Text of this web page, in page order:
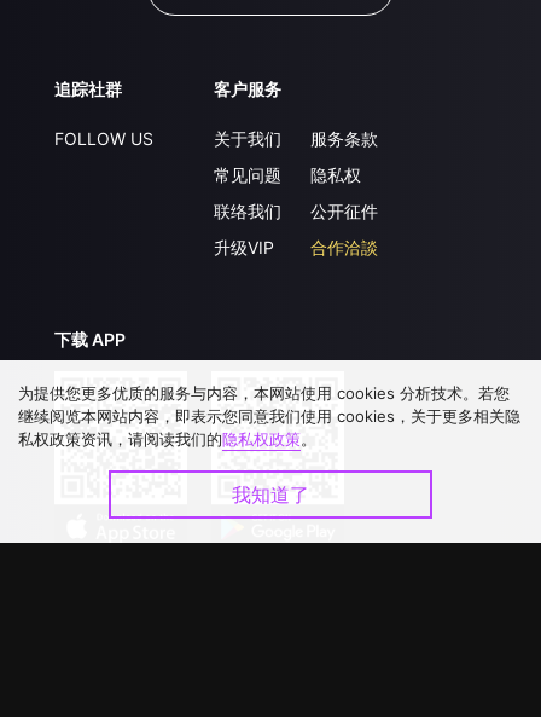
追踪社群
FOLLOW US
客户服务
关于我们
常见问题
联络我们
升级VIP
服务条款
隐私权
公开征件
合作洽談
下载 APP
为提供您更多优质的服务与内容，本网站使用 cookies 分析技术。若您
继续阅览本网站内容，即表示您同意我们使用 cookies，关于更多相关隐
私权政策资讯，请阅读我们的隐私权政策。
我知道了